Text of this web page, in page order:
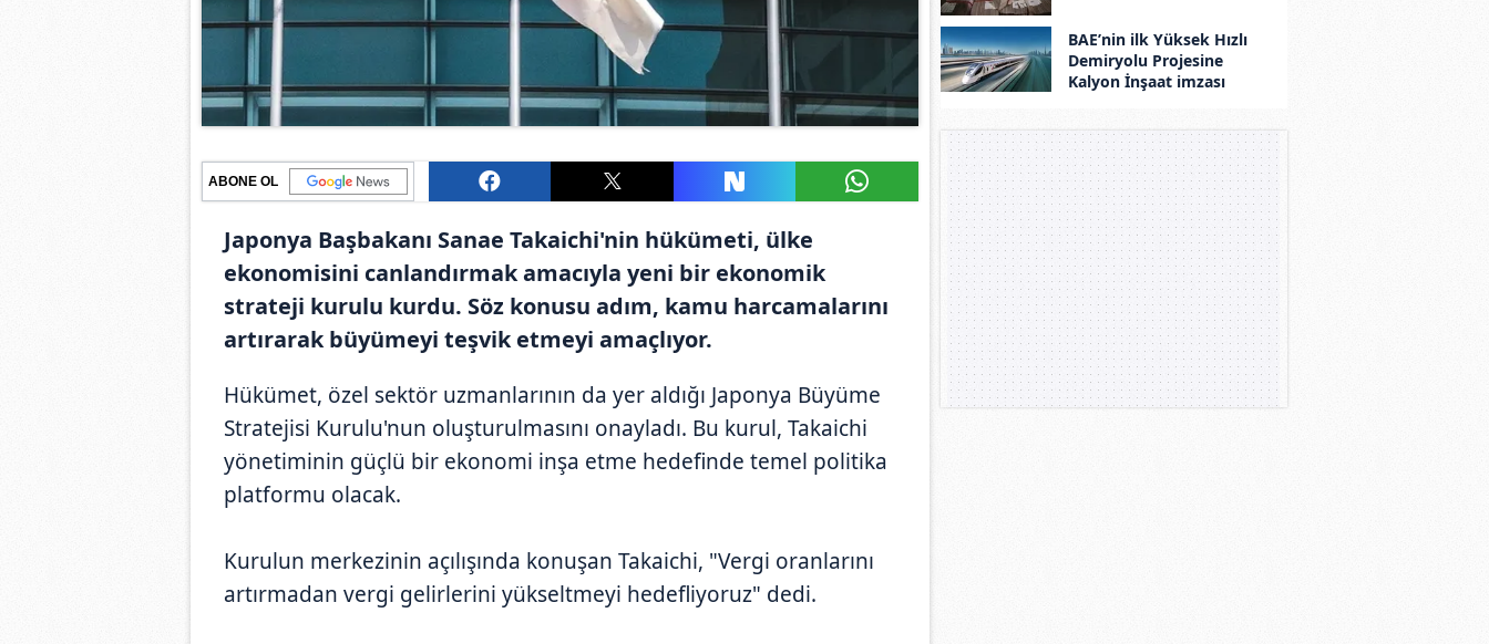
ABONE OL
Japonya Başbakanı Sanae Takaichi'nin hükümeti, ülke
ekonomisini canlandırmak amacıyla yeni bir ekonomik
strateji kurulu kurdu. Söz konusu adım, kamu harcamalarını
artırarak büyümeyi teşvik etmeyi amaçlıyor.
Hükümet, özel sektör uzmanlarının da yer aldığı Japonya Büyüme
Stratejisi Kurulu'nun oluşturulmasını onayladı. Bu kurul, Takaichi
yönetiminin güçlü bir ekonomi inşa etme hedefinde temel politika
platformu olacak.
Kurulun merkezinin açılışında konuşan Takaichi, "Vergi oranlarını
artırmadan vergi gelirlerini yükseltmeyi hedefliyoruz" dedi.
BAE’nin ilk Yüksek Hızlı
Demiryolu Projesine
Kalyon İnşaat imzası